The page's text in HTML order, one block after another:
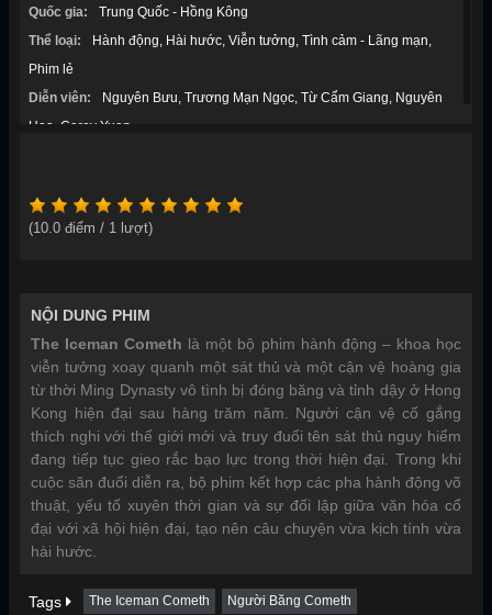
Quốc gia:
Trung Quốc - Hồng Kông
Thể loại:
Hành động Hài hước Viễn tưởng Tình cảm - Lãng mạn
Phim lẻ
Diễn viên:
Nguyên Bưu Trương Mạn Ngọc Từ Cẩm Giang
Nguyên
Hoa Corey Yuen
(10.0 điểm / 1 lượt)
NỘI DUNG PHIM
The Iceman Cometh là một bộ phim hành động – khoa học
viễn tưởng xoay quanh một sát thủ và một cận vệ hoàng gia
từ thời Ming Dynasty vô tình bị đóng băng và tỉnh dậy ở Hong
Kong hiện đại sau hàng trăm năm. Người cận vệ cố gắng
thích nghi với thế giới mới và truy đuổi tên sát thủ nguy hiểm
đang tiếp tục gieo rắc bạo lực trong thời hiện đại. Trong khi
cuộc săn đuổi diễn ra, bộ phim kết hợp các pha hành động võ
thuật, yếu tố xuyên thời gian và sự đối lập giữa văn hóa cổ
đại với xã hội hiện đại, tạo nên câu chuyện vừa kịch tính vừa
hài hước.
Tags The Iceman Cometh Người Băng Cometh